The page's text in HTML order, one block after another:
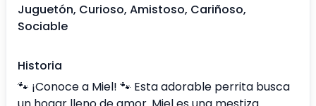
Juguetón, Curioso, Amistoso, Cariñoso,
Sociable
Historia
🐾 ¡Conoce a Miel! 🐾 Esta adorable perrita busca